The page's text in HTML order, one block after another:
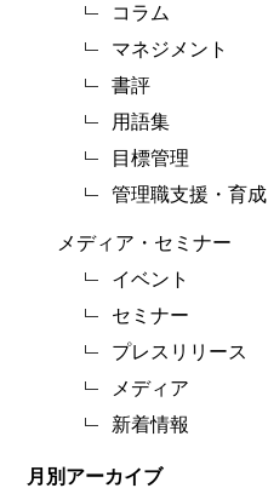
コラム
マネジメント
書評
用語集
目標管理
管理職支援・育成
メディア・セミナー
イベント
セミナー
プレスリリース
メディア
新着情報
月別アーカイブ